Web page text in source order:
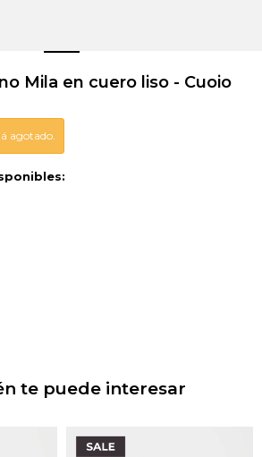
Mila en cuero liso - Cuoio
agotado.
te puede interesar